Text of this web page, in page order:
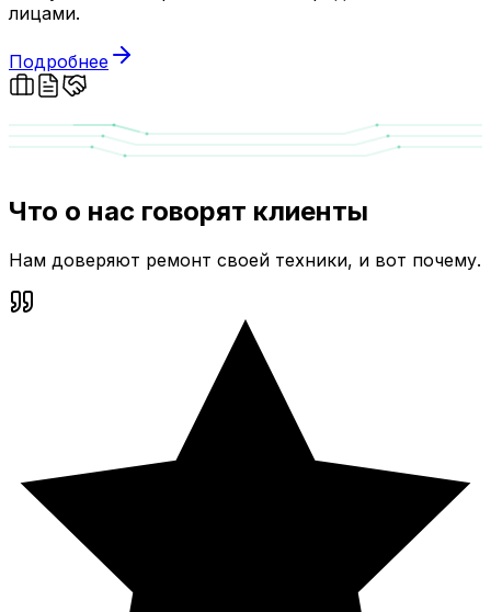
лицами.
Подробнее
Что о нас говорят клиенты
Нам доверяют ремонт своей техники, и вот почему.